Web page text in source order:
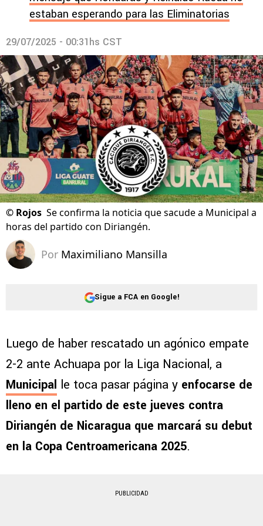
estaban esperando para las Eliminatorias
29/07/2025 - 00:31hs CST
© Rojos Se confirma la noticia que sacude a Municipal a
horas del partido con Diriangén.
Por Maximiliano Mansilla
Sigue a FCA en Google!
Luego de haber rescatado un agónico empate
2-2 ante Achuapa por la Liga Nacional, a
Municipal le toca pasar página y enfocarse de
lleno en el partido de este jueves contra
Diriangén de Nicaragua que marcará su debut
en la Copa Centroamericana 2025.
PUBLICIDAD